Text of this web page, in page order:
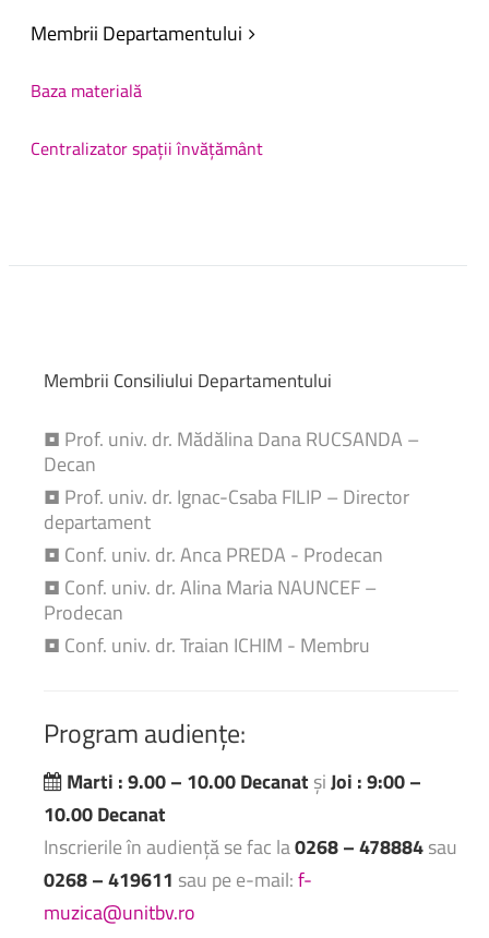
Membrii Departamentului
Baza materială
Centralizator spații învățământ
Membrii Consiliului Departamentului
• Prof. univ. dr. Mădălina Dana RUCSANDA –
Decan
• Prof. univ. dr. Ignac-Csaba FILIP – Director
departament
• Conf. univ. dr. Anca PREDA - Prodecan
• Conf. univ. dr. Alina Maria NAUNCEF –
Prodecan
• Conf. univ. dr. Traian ICHIM - Membru
Programaudiențe:
Marti : 9.00 – 10.00 Decanat șiJoi : 9:00 –
10.00 Decanat
Inscrierile în audiență se fac la0268 – 478884sau
0268 – 419611 sau pe e-mail:f-
muzica@unitbv.ro